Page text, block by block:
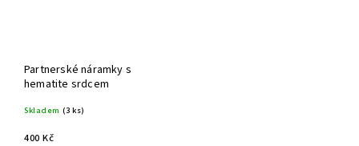
Partnerské náramky s
hematite srdcem
Skladem (3 ks)
400 Kč